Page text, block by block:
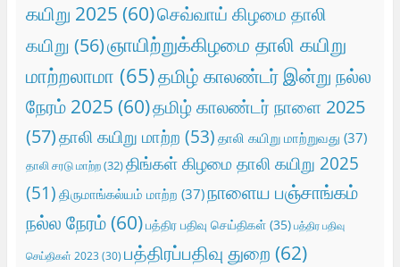
கயிறு 2025 (60)செவ்வாய் கிழமை தாலி
கயிறு (56)ஞாயிற்றுக்கிழமை தாலி கயிறு
மாற்றலாமா (65)தமிழ் காலண்டர் இன்று நல்ல
நேரம் 2025 (60)தமிழ் காலண்டர் நாளை 2025
(57)தாலி கயிறு மாற்ற (53) தாலி கயிறு மாற்றுவது (37)
தாலி சரடு மாற்ற(32)திங்கள் கிழமை தாலி கயிறு 2025
(51) திருமாங்கல்யம் மாற்ற (37)நாளைய பஞ்சாங்கம்
நல்ல நேரம்(60)பத்திர பதிவு செய்திகள்(35) பத்திர பதிவு
செய்திகள் 2023 (30) பத்திரப்பதிவு துறை (62)